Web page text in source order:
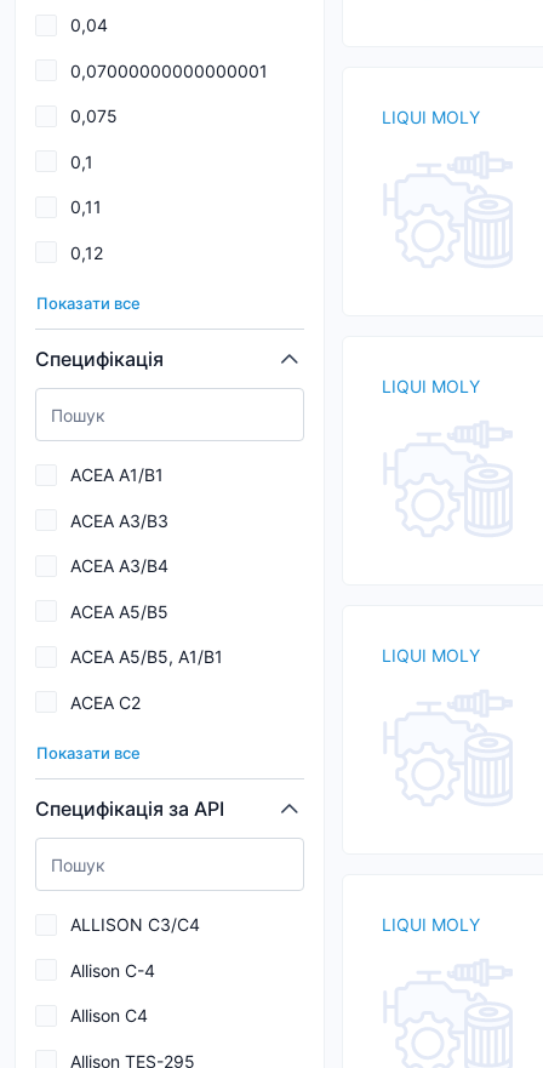
API SN
API SP
ASTM D 3306
ASTM D3306
BMW DCTF-1
BMW LL-01
BMW LL-04
BMW Longlife-01
BMW LONGLIFE-04
BMW Longlife-98
0,04
0,07000000000000001
0,075
0,1
0,11
0,12
0,125
0,18
0,25
0,27
0,275
0,3
0,4
0,45
0,5
0,65
0,7
Показати все
Специфікація
ACEA A1/B1
ACEA A3/B3
ACEA A3/B4
ACEA A5/B5
ACEA A5/B5, A1/B1
ACEA C2
ACEA C2, C3
ACEA C3,C4
ACEA C6
ACEA E7
AISIN WARNER AW-1
Показати все
Специфікація за API
ALLISON C3/C4
Allison C-4
Allison C4
Allison TES-295
LIQUI MOLY
LIQUI MOLY
LIQUI MOLY
LIQUI MOLY